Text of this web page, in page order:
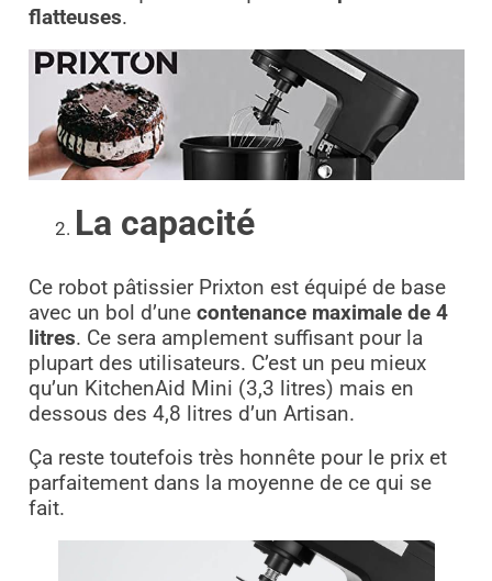
flatteuses.
La capacité
Ce robot pâtissier Prixton est équipé de base
avec un bol d’une contenance maximale de 4
litres. Ce sera amplement suffisant pour la
plupart des utilisateurs. C’est un peu mieux
qu’un KitchenAid Mini (3,3 litres) mais en
dessous des 4,8 litres d’un Artisan.
Ça reste toutefois très honnête pour le prix et
parfaitement dans la moyenne de ce qui se
fait.